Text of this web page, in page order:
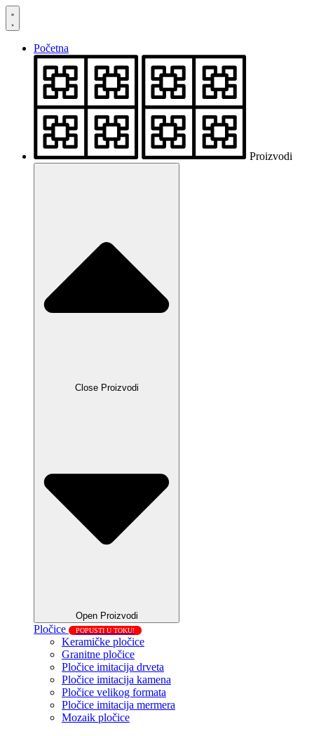
Skočite
na
Početna
Proizvodi
Close Proizvodi
Open Proizvodi
Pločice POPUSTI U TOKU!
Keramičke pločice
Granitne pločice
Pločice imitacija drveta
Pločice imitacija kamena
Pločice velikog formata
Pločice imitacija mermera
Mozaik pločice